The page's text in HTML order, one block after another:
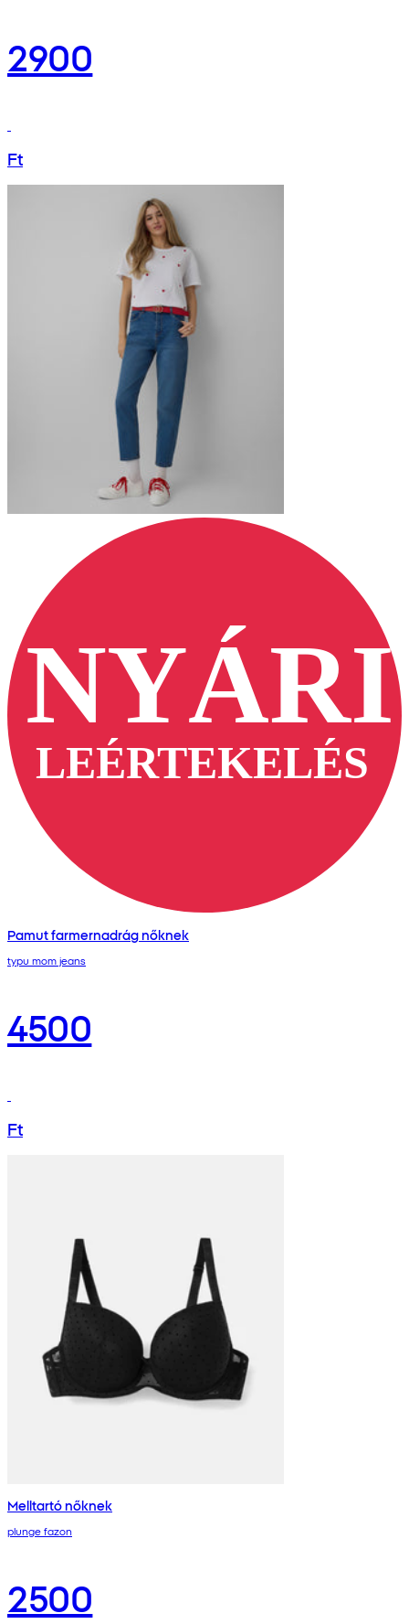
2900
Ft
Pamut farmernadrág nőknek
typu mom jeans
4500
Ft
Melltartó nőknek
plunge fazon
2500